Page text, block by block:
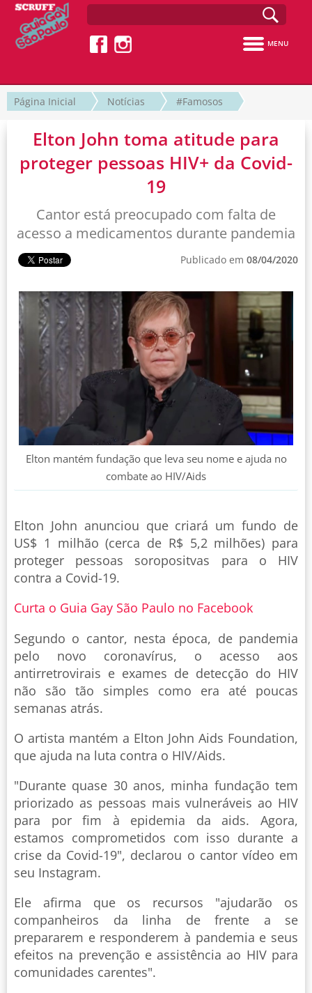
MENU
Página Inicial Notícias #Famosos
Elton John toma atitude para
proteger pessoas HIV+ da Covid-
19
Cantor está preocupado com falta de
acesso a medicamentos durante pandemia
Publicado em 08/04/2020
Elton mantém fundação que leva seu nome e ajuda no
combate ao HIV/Aids
Elton John anunciou que criará um fundo de
US$ 1 milhão (cerca de R$ 5,2 milhões) para
proteger pessoas soropositvas para o HIV
contra a Covid-19.
Curta o Guia Gay São Paulo no Facebook
Segundo o cantor, nesta época, de pandemia
pelo novo coronavírus, o acesso aos
antirretrovirais e exames de detecção do HIV
não são tão simples como era até poucas
semanas atrás.
O artista mantém a Elton John Aids Foundation,
que ajuda na luta contra o HIV/Aids.
"Durante quase 30 anos, minha fundação tem
priorizado as pessoas mais vulneráveis ao HIV
para por fim à epidemia da aids. Agora,
estamos comprometidos com isso durante a
crise da Covid-19", declarou o cantor vídeo em
seu Instagram.
Ele afirma que os recursos "ajudarão os
companheiros da linha de frente a se
prepararem e responderem à pandemia e seus
efeitos na prevenção e assistência ao HIV para
comunidades carentes".